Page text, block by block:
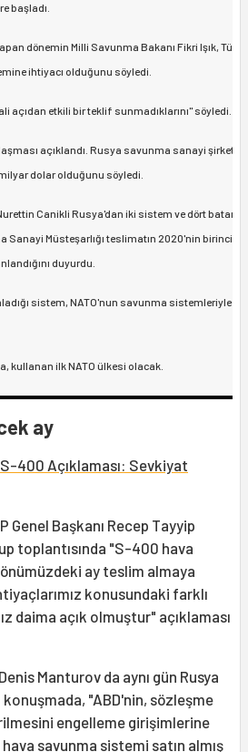
başladı.
dönemin Milli Savunma Bakanı Fikri Işık,
ihtiyacı olduğunu söyledi.
açıdan etkili bir teklif sunmadıklarını" söyledi.
açıklandı. Rusya savunma sanayi şirketi
dolar olduğunu söyledi.
Canikli Rusya'dan iki sistem ve dört batarya
Sanayi Müsteşarlığı teslimatın 2020'nin birinci
duyurdu.
sistem, NATO'nun savunma sistemleriyle
kullanan ilk NATO ülkesi olacak.
ay
400 Açıklaması: Sevkiyat
Genel Başkanı Recep Tayyip
toplantısında "S-400 hava
ay teslim almaya
konusundaki farklı
daima açık olmuştur" açıklaması
Manturov da aynı gün Rusya
konuşmada, "ABD'nin, sözleşme
engelleme girişimlerine
savunma sistemi satın almış